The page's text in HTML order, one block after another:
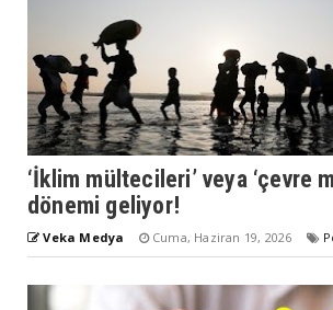
‘İklim mültecileri’ veya ‘çevre
dönemi geliyor!
Veka Medya Cuma, Haziran 19, 2026